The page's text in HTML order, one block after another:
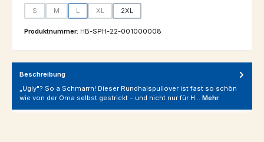
S M L XL 2XL
Produktnummer: HB-SPH-22-001000008
Beschreibung
„Ugly"? So a Schmarrn! Dieser Rundhalspullover ist fast so schön
wie von der Oma selbst gestrickt – und nicht nur für H… Mehr